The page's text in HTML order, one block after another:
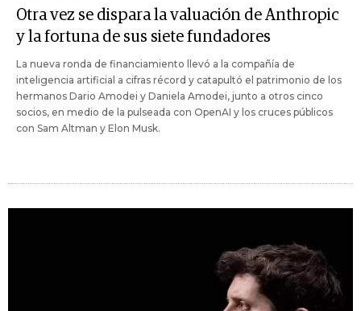
Otra vez se dispara la valuación de Anthropic
y la fortuna de sus siete fundadores
La nueva ronda de financiamiento llevó a la compañía de
inteligencia artificial a cifras récord y catapultó el patrimonio de los
hermanos Dario Amodei y Daniela Amodei, junto a otros cinco
socios, en medio de la pulseada con OpenAI y los cruces públicos
con Sam Altman y Elon Musk.